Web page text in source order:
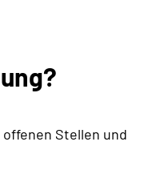
Stellen und